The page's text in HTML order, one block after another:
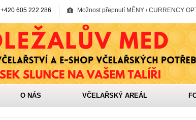
+420 605 222 286 Možnost přepnutí MĚNY / CURRENCY
O NÁS VČELAŘSKÝ AREÁL